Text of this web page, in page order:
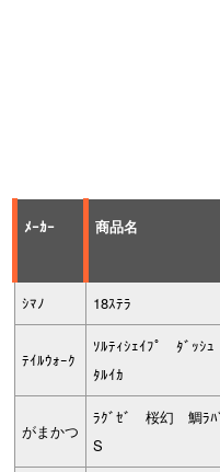
ﾒｰｶｰ 商品名
ｼﾏﾉ 18ｽﾃﾗ
ﾃｲﾙｳｫｰｸ
ｿﾙﾃｨｼｪｲﾌﾟ ﾀﾞｯｼ
ﾀﾙｲｶ
がまかつ
ﾗｸﾞｾﾞ 桜幻 鯛ﾗﾊ
S